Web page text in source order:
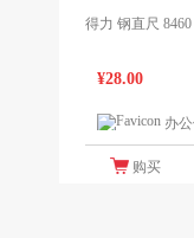
得力 钢直尺 8460
¥28.00
办
购买